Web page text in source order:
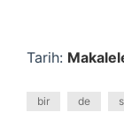
Tarih:
bir de